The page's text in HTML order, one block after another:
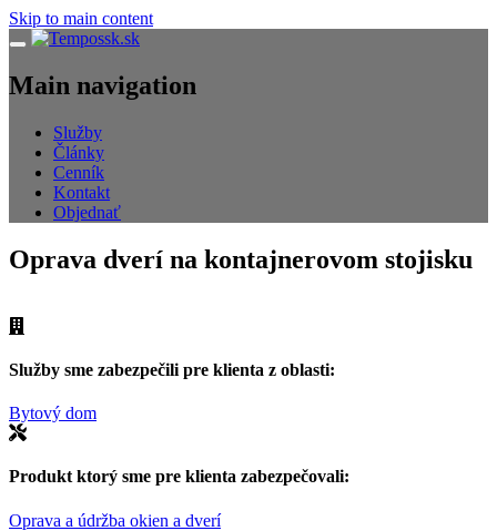
Skip to main content
Navigácia
Main navigation
Služby
Články
Cenník
Kontakt
Objednať
Oprava dverí na kontajnerovom stojisku
Služby sme zabezpečili pre klienta z oblasti:
Bytový dom
Produkt ktorý sme pre klienta zabezpečovali:
Oprava a údržba okien a dverí